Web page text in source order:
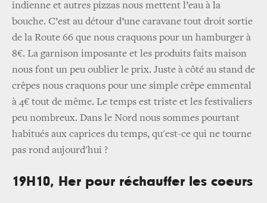
indienne et autres pizzas nous mettent l’eau à la
bouche. C’est au détour d’une caravane tout droit sortie
de la Route 66 que nous craquons pour un hamburger à
8€. La garnison imposante et les produits faits maison
nous font un peu oublier le prix. Juste à côté au stand de
crêpes nous craquons pour une simple crêpe emmental
à 4€ tout de même. Le temps est triste et les festivaliers
peu nombreux. Dans le Nord nous sommes pourtant
habitués aux caprices du temps, qu'est-ce qui ne tourne
pas rond aujourd'hui ?
19H10, Her pour réchauffer les coeurs